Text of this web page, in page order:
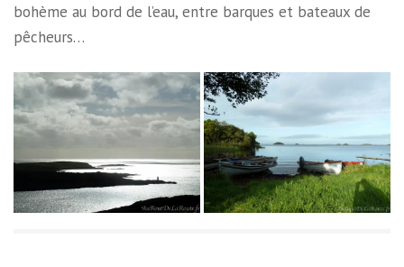
bohème au bord de l’eau, entre barques et bateaux de
pêcheurs…